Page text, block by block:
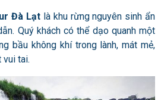
Đà Lạt là khu rừng nguyên sinh ẩn
Quý khách có thể dạo quanh một
bầu không khí trong lành, mát mẻ,
vui tai.